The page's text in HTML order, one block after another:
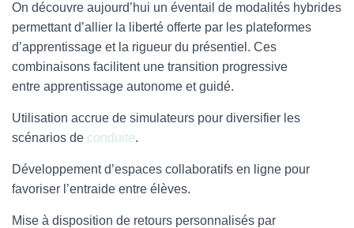
On découvre aujourd’hui un éventail de modalités hybrides
permettant d’allier la liberté offerte par les plateformes
d’apprentissage et la rigueur du présentiel. Ces
combinaisons facilitent une transition progressive
entre apprentissage autonome et guidé.
Utilisation accrue de simulateurs pour diversifier les
scénarios de conduite.
Développement d’espaces collaboratifs en ligne pour
favoriser l’entraide entre élèves.
Mise à disposition de retours personnalisés par